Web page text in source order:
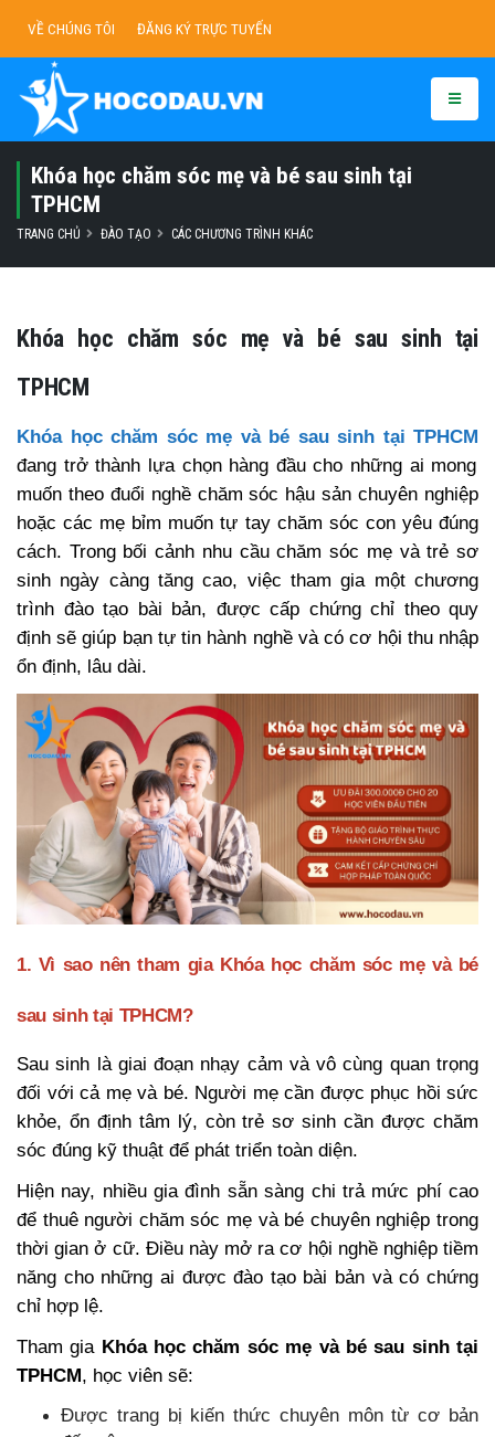
VỀ CHÚNG TÔI ĐĂNG KÝ TRỰC TUYẾN
Khóa học chăm sóc mẹ và bé sau sinh tại
TPHCM
TRANG CHỦ ĐÀO TẠO CÁC CHƯƠNG TRÌNH KHÁC
Khóa học chăm sóc mẹ và bé sau sinh tại
TPHCM
Khóa học chăm sóc mẹ và bé sau sinh tại TPHCM
đang trở thành lựa chọn hàng đầu cho những ai mong
muốn theo đuổi nghề chăm sóc hậu sản chuyên nghiệp
hoặc các mẹ bỉm muốn tự tay chăm sóc con yêu đúng
cách. Trong bối cảnh nhu cầu chăm sóc mẹ và trẻ sơ
sinh ngày càng tăng cao, việc tham gia một chương
trình đào tạo bài bản, được cấp chứng chỉ theo quy
định sẽ giúp bạn tự tin hành nghề và có cơ hội thu nhập
ổn định, lâu dài.
1. Vì sao nên tham gia Khóa học chăm sóc mẹ và bé
sau sinh tại TPHCM?
Sau sinh là giai đoạn nhạy cảm và vô cùng quan trọng
đối với cả mẹ và bé. Người mẹ cần được phục hồi sức
khỏe, ổn định tâm lý, còn trẻ sơ sinh cần được chăm
sóc đúng kỹ thuật để phát triển toàn diện.
Hiện nay, nhiều gia đình sẵn sàng chi trả mức phí cao
để thuê người chăm sóc mẹ và bé chuyên nghiệp trong
thời gian ở cữ. Điều này mở ra cơ hội nghề nghiệp tiềm
năng cho những ai được đào tạo bài bản và có chứng
chỉ hợp lệ.
Tham gia Khóa học chăm sóc mẹ và bé sau sinh tại
TPHCM, học viên sẽ:
Được trang bị kiến thức chuyên môn từ cơ bản